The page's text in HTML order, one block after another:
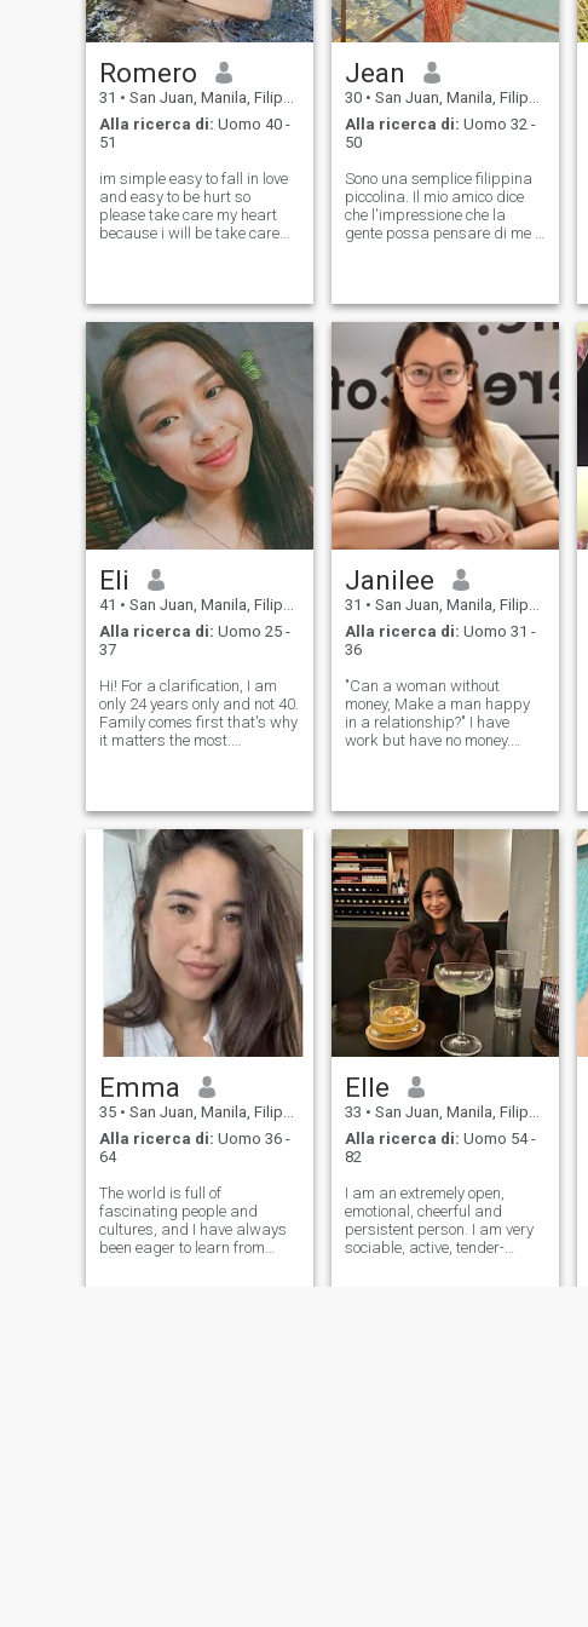
Romero
31 • San Juan, Manila, Filippine
Alla ricerca di: Uomo 40 -
51
im simple easy to fall in love
and easy to be hurt so
please take care my heart
because i will be take care
to getting to know u much
better im new here so
Jean
30 • San Juan, Manila, Filippine
Alla ricerca di: Uomo 32 -
50
Sono una semplice filippina
piccolina. Il mio amico dice
che l'impressione che la
gente possa pensare di me è
persona Ma lei ha detto che
quando sorrido sono la
persona più gentile hahaha
spetta a te scoprire se è vero
😅 In realtà sono solo una
persona tranquilla e
riservata, ma in realtà sono
A me piacciono le cose
semplici. Sono facile da
sorridere, specialmente con
le persone che amo. Lavoro
sodo, so come occuparmi
della casa, pulire, cucinare,
ecc. E al momento non sono
all'estero. - Cosa? Chiedimi
di piu' se sei interessato.
Eli
41 • San Juan, Manila, Filippine
Alla ricerca di: Uomo 25 -
37
Hi! For a clarification, I am
only 24 years only and not 40.
Family comes first that's why
it matters the most.
because I am afraid to do
such things because every li
Janilee
31 • San Juan, Manila, Filippine
Alla ricerca di: Uomo 31 -
36
"Can a woman without
money, Make a man happy
in a relationship?" I have
work but have no money.
life. Someone who I can give
my love and trust. Someone
who I c
Emma
35 • San Juan, Manila, Filippine
Alla ricerca di: Uomo 36 -
64
The world is full of
fascinating people and
cultures, and I have always
been eager to learn from
Elle
33 • San Juan, Manila, Filippine
Alla ricerca di: Uomo 54 -
82
I am an extremely open,
emotional, cheerful and
persistent person. I am very
sociable, active, tender-